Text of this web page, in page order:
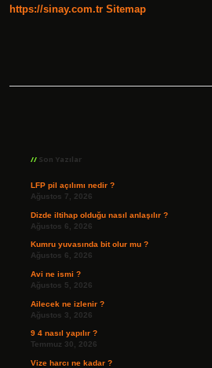
https://sinay.com.tr Sitemap
Son Yazılar
LFP pil açılımı nedir ?
Ağustos 7, 2026
Dizde iltihap olduğu nasıl anlaşılır ?
Ağustos 6, 2026
Kumru yuvasında bit olur mu ?
Ağustos 6, 2026
Avi ne ismi ?
Ağustos 5, 2026
Ailecek ne izlenir ?
Ağustos 3, 2026
9 4 nasıl yapılır ?
Temmuz 30, 2026
Vize harcı ne kadar ?